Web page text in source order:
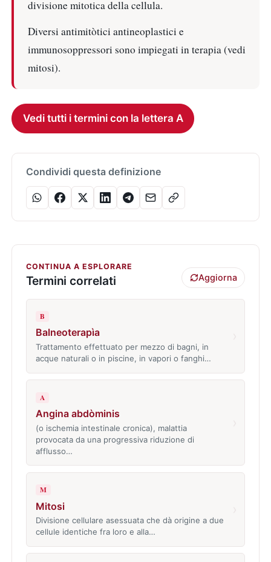
divisione mitotica della cellula.
Diversi antimitòtici antineoplastici e
immunosoppressori sono impiegati in terapia (vedi
mitosi).
Vedi tutti i termini con la lettera A
Condividi questa definizione
CONTINUA A ESPLORARE
Termini correlati Aggiorna
B
Balneoterapìa
Trattamento effettuato per mezzo di bagni, in
acque naturali o in piscine, in vapori o fanghi…
A
Angina abdòminis
(o ischemia intestinale cronica), malattia
provocata da una progressiva riduzione di
afflusso…
M
Mitosi
Divisione cellulare asessuata che dà origine a due
cellule identiche fra loro e alla…